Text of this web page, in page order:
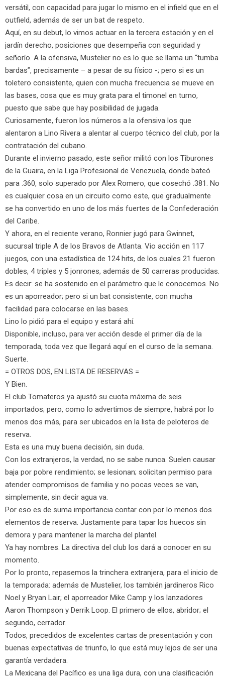
versátil, con capacidad para jugar lo mismo en el infield que en el
outfield, además de ser un bat de respeto.
Aquí, en su debut, lo vimos actuar en la tercera estación y en el
jardín derecho, posiciones que desempeña con seguridad y
señorío. A la ofensiva, Mustelier no es lo que se llama un “tumba
bardas”, precisamente – a pesar de su físico -; pero si es un
toletero consistente, quien con mucha frecuencia se mueve en
las bases, cosa que es muy grata para el timonel en turno,
puesto que sabe que hay posibilidad de jugada.
Curiosamente, fueron los números a la ofensiva los que
alentaron a Lino Rivera a alentar al cuerpo técnico del club, por la
contratación del cubano.
Durante el invierno pasado, este señor militó con los Tiburones
de la Guaira, en la Liga Profesional de Venezuela, donde bateó
para .360, solo superado por Alex Romero, que cosechó .381. No
es cualquier cosa en un circuito como este, que gradualmente
se ha convertido en uno de los más fuertes de la Confederación
del Caribe.
Y ahora, en el reciente verano, Ronnier jugó para Gwinnet,
sucursal triple A de los Bravos de Atlanta. Vio acción en 117
juegos, con una estadística de 124 hits, de los cuales 21 fueron
dobles, 4 triples y 5 jonrones, además de 50 carreras producidas.
Es decir: se ha sostenido en el parámetro que le conocemos. No
es un aporreador; pero si un bat consistente, con mucha
facilidad para colocarse en las bases.
Lino lo pidió para el equipo y estará ahí.
Disponible, incluso, para ver acción desde el primer día de la
temporada, toda vez que llegará aquí en el curso de la semana.
Suerte.
= OTROS DOS, EN LISTA DE RESERVAS =
Y Bien.
El club Tomateros ya ajustó su cuota máxima de seis
importados; pero, como lo advertimos de siempre, habrá por lo
menos dos más, para ser ubicados en la lista de peloteros de
reserva.
Esta es una muy buena decisión, sin duda.
Con los extranjeros, la verdad, no se sabe nunca. Suelen causar
baja por pobre rendimiento; se lesionan; solicitan permiso para
atender compromisos de familia y no pocas veces se van,
simplemente, sin decir agua va.
Por eso es de suma importancia contar con por lo menos dos
elementos de reserva. Justamente para tapar los huecos sin
demora y para mantener la marcha del plantel.
Ya hay nombres. La directiva del club los dará a conocer en su
momento.
Por lo pronto, repasemos la trinchera extranjera, para el inicio de
la temporada: además de Mustelier, los también jardineros Rico
Noel y Bryan Lair; el aporreador Mike Camp y los lanzadores
Aaron Thompson y Derrik Loop. El primero de ellos, abridor; el
segundo, cerrador.
Todos, precedidos de excelentes cartas de presentación y con
buenas expectativas de triunfo, lo que está muy lejos de ser una
garantía verdadera.
La Mexicana del Pacífico es una liga dura, con una clasificación